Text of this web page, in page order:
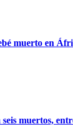
muerto en
muertos,